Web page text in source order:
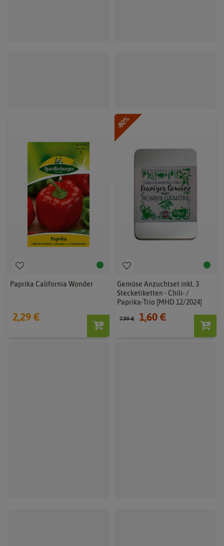
Paprika California Wonder
2,29 €
-80%
Gemüse Anzuchtset inkl. 3
Stecketiketten - Chili- /
Paprika-Trio [MHD 12/2024]
7,99 € 1,60 €